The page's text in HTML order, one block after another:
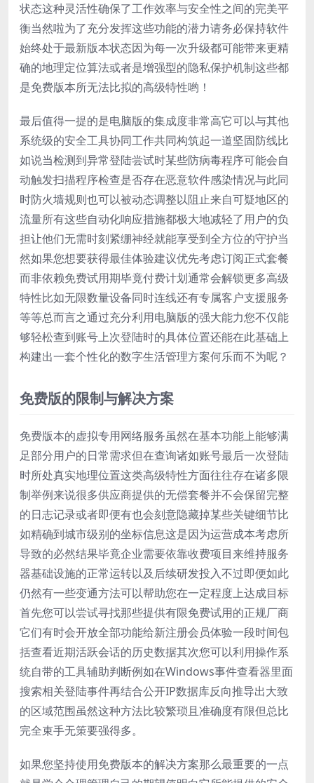
状态这种灵活性确保了工作效率与安全性之间的完美平
衡当然啦为了充分发挥这些功能的潜力请务必保持软件
始终处于最新版本状态因为每一次升级都可能带来更精
确的地理定位算法或者是增强型的隐私保护机制这些都
是免费版本所无法比拟的高级特性哟！
最后值得一提的是电脑版的集成度非常高它可以与其他
系统级的安全工具协同工作共同构筑起一道坚固防线比
如说当检测到异常登陆尝试时某些防病毒程序可能会自
动触发扫描程序检查是否存在恶意软件感染情况与此同
时防火墙规则也可以被动态调整以阻止来自可疑地区的
流量所有这些自动化响应措施都极大地减轻了用户的负
担让他们无需时刻紧绷神经就能享受到全方位的守护当
然如果您想要获得最佳体验建议优先考虑订阅正式套餐
而非依赖免费试用期毕竟付费计划通常会解锁更多高级
特性比如无限数量设备同时连线还有专属客户支援服务
等等总而言之通过充分利用电脑版的强大能力您不仅能
够轻松查到账号上次登陆时的具体位置还能在此基础上
构建出一套个性化的数字生活管理方案何乐而不为呢？
免费版的限制与解决方案
免费版本的虚拟专用网络服务虽然在基本功能上能够满
足部分用户的日常需求但在查询诸如账号最后一次登陆
时所处真实地理位置这类高级特性方面往往存在诸多限
制举例来说很多供应商提供的无偿套餐并不会保留完整
的日志记录或者即便有也会刻意隐藏掉某些关键细节比
如精确到城市级别的坐标信息这是因为运营成本考虑所
导致的必然结果毕竟企业需要依靠收费项目来维持服务
器基础设施的正常运转以及后续研发投入不过即便如此
仍然有一些变通方法可以帮助您在一定程度上达成目标
首先您可以尝试寻找那些提供有限免费试用的正规厂商
它们有时会开放全部功能给新注册会员体验一段时间包
括查看近期活跃会话的历史数据其次您可以利用操作系
统自带的工具辅助判断例如在Windows事件查看器里面
搜索相关登陆事件再结合公开IP数据库反向推导出大致
的区域范围虽然这种方法比较繁琐且准确度有限但总比
完全束手无策要强得多。
如果您坚持使用免费版本的解决方案那么最重要的一点